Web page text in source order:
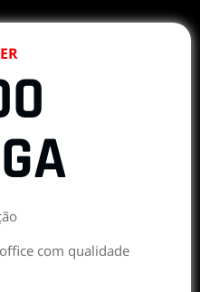
com qualidade